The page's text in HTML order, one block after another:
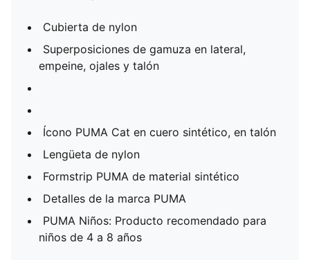
Cubierta de nylon
Superposiciones de gamuza en lateral,
empeine, ojales y talón
Ícono PUMA Cat en cuero sintético, en talón
Lengüeta de nylon
Formstrip PUMA de material sintético
Detalles de la marca PUMA
PUMA Niños: Producto recomendado para
niños de 4 a 8 años